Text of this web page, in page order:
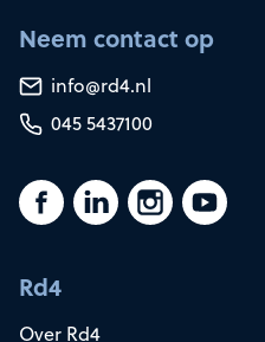
Neem contact op
info@rd4.nl
045 5437100
Rd4
Over Rd4